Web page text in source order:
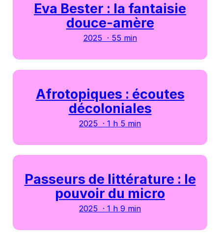
Eva Bester : la fantaisie
douce-amère
2025 · 55 min
Afrotopiques : écoutes
décoloniales
2025 · 1 h 5 min
Passeurs de littérature : le
pouvoir du micro
2025 · 1 h 9 min